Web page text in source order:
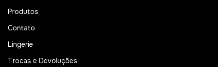
Produtos
Contato
Lingerie
Trocas e Devoluções